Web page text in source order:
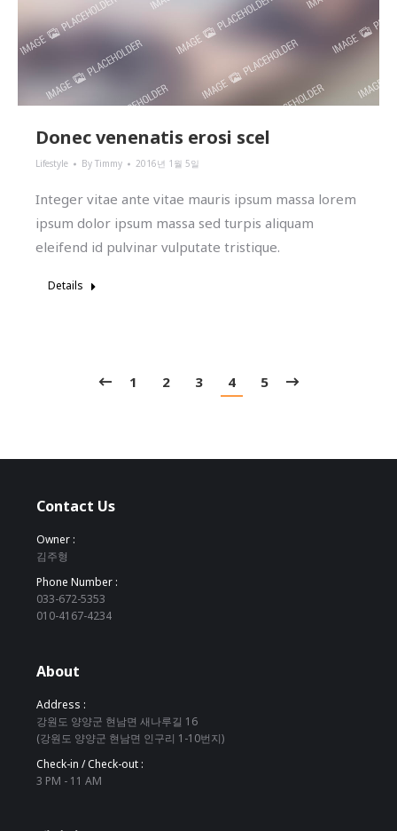
Donec venenatis erosi scel
Lifestyle By Timmy 2016년 1월 5일
Integer vitae ante vitae mauris ipsum massa lorem
ipsum dolor ipsum massa sed turpis aliquam
eleifend id pulvinar vulputate tristique.
Details
1 2 3 4 5
Contact Us
Owner :
김주형
Phone Number :
033-672-5353
010-4167-4234
About
Address :
강원도 양양군 현남면 새나루길 16
(강원도 양양군 현남면 인구리 1-10번지)
Check-in / Check-out :
3 PM - 11 AM